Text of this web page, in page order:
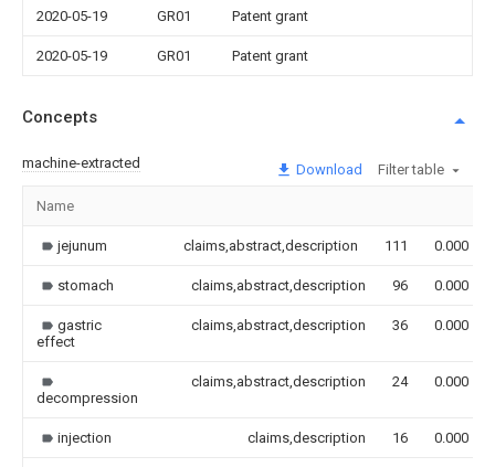
2020-05-19 GR01 Patent grant
2020-05-19 GR01 Patent grant
Concepts
machine-extracted Download Filter table
Name
jejunum claims,abstract,description 111 0.000
stomach claims,abstract,description 96 0.000
gastric
effect
claims,abstract,description 36 0.000
decompression
claims,abstract,description 24 0.000
injection claims,description 16 0.000